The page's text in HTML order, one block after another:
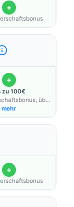
+
+
zu 100€
über
möglich
mehr
+